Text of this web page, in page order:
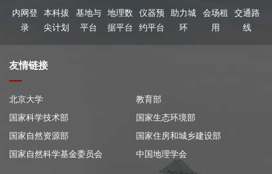
内网登
录
本科拔
尖计划
基地与
平台
地理数
据平台
仪器预
约平台
助力城
环
会场租
用
交通路
线
友情链接
北京大学
教育部
国家科学技术部
国家生态环境部
国家自然资源部
国家住房和城乡建设部
国家自然科学基金委员会
中国地理学会